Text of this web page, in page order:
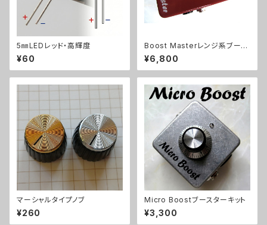
5㎜LEDレッド・高輝度
¥60
Boost Masterレンジ系ブース
ターキット【BASIC KIT】
¥6,800
マーシャルタイプノブ
¥260
Micro Boostブースターキット
¥3,300